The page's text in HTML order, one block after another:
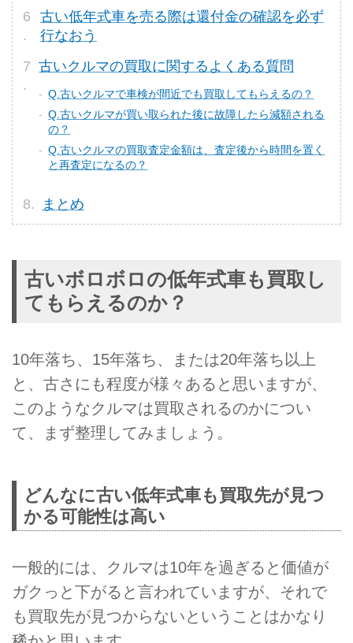
古い低年式車を売る際は還付金の確認を必ず
行なおう
古いクルマの買取に関するよくある質問
Q.古いクルマで車検が間近でも買取してもらえるの？
Q.古いクルマが買い取られた後に故障したら減額される
の？
Q.古いクルマの買取査定金額は、査定後から時間を置く
と再査定になるの？
まとめ
古いボロボロの低年式車も買取し
てもらえるのか？
10年落ち、15年落ち、または20年落ち以上
と、古さにも程度が様々あると思いますが、
このようなクルマは買取されるのかについ
て、まず整理してみましょう。
どんなに古い低年式車も買取先が見つ
かる可能性は高い
一般的には、クルマは10年を過ぎると価値が
ガクっと下がると言われていますが、それで
も買取先が見つからないということはかなり